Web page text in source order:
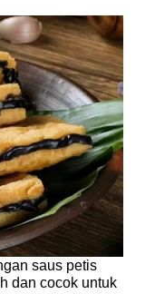
saus petis
dan cocok untuk